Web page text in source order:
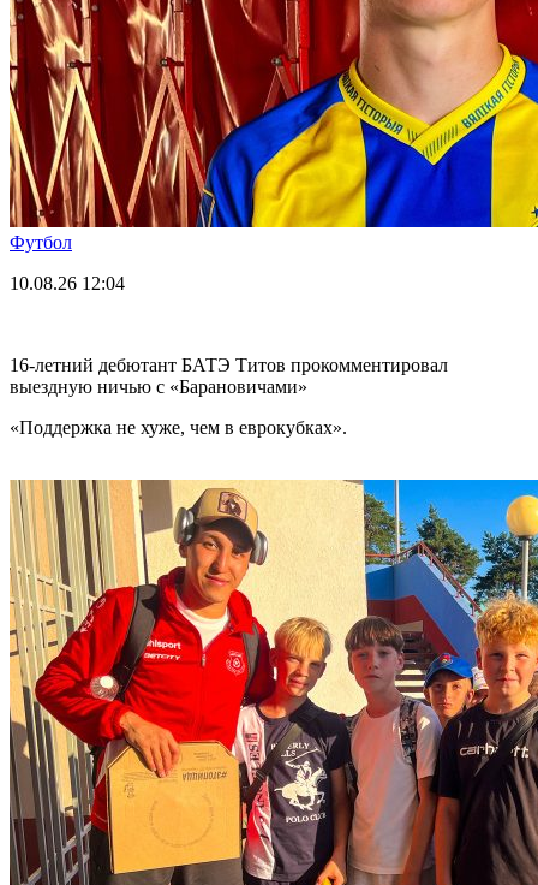
Футбол
10.08.26 12:04
16-летний дебютант БАТЭ Титов прокомментировал
выездную ничью с «Барановичами»
«Поддержка не хуже, чем в еврокубках».